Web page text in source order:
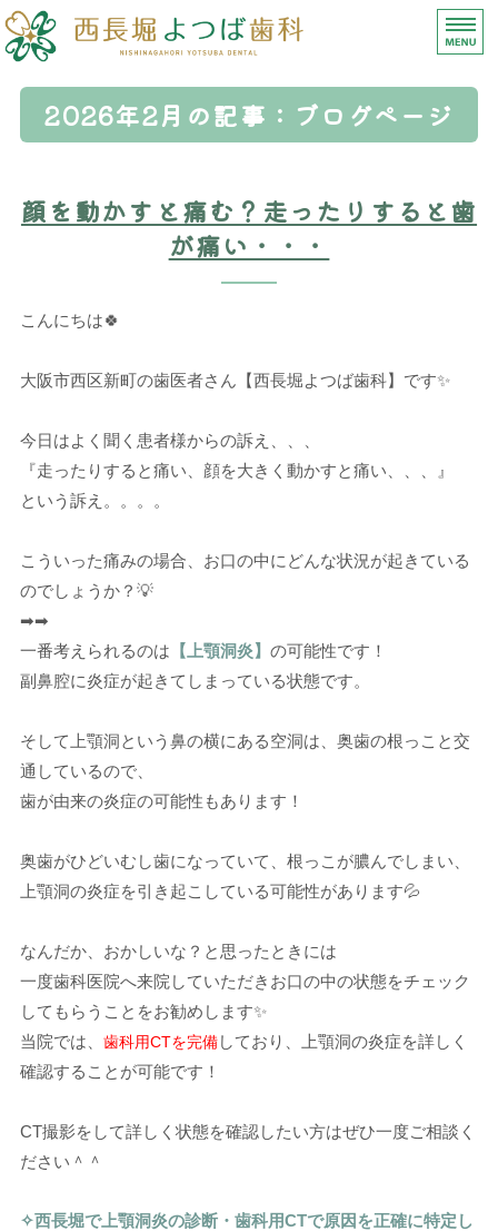
【西長堀よつば歯科
ホーム
医師紹介
医院情報（アクセス）
2026年2月の記事：ブログページ
顔を動かすと痛む？走ったりすると歯
が痛い・・・
こんにちは🍀
大阪市西区新町の歯医者さん【西長堀よつば歯科】です✨
今日はよく聞く患者様からの訴え、、、
『走ったりすると痛い、顔を大きく動かすと痛い、、、』
という訴え。。。。
こういった痛みの場合、お口の中にどんな状況が起きている
のでしょうか？💡
➡➡
一番考えられるのは 【上顎洞炎】 の可能性です！
副鼻腔に炎症が起きてしまっている状態です。
そして上顎洞という鼻の横にある空洞は、奥歯の根っこと交
通しているので、
歯が由来の炎症の可能性もあります！
奥歯がひどいむし歯になっていて、根っこが膿んでしまい、
上顎洞の炎症を引き起こしている可能性があります💦
なんだか、おかしいな？と思ったときには
一度歯科医院へ来院していただきお口の中の状態をチェック
してもらうことをお勧めします✨
当院では、 歯科用CTを完備しており、上顎洞の炎症を詳しく
確認することが可能です！
CT撮影をして詳しく状態を確認したい方はぜひ一度ご相談く
ださい＾＾
✧西長堀で上顎洞炎の診断・歯科用CTで原因を正確に特定し